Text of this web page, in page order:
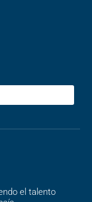
el talento